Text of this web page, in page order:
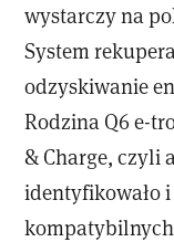
wystarczy na
System
odzyskiwanie
Rodzina Q6 e-
& Charge, czyli
identyfikowało